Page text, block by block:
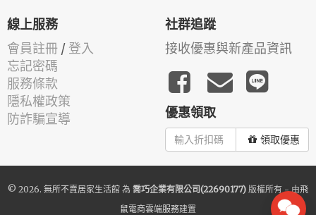
線上服務
會員註冊 / 登入
忘記密碼
服務條款
隱私權政策
防詐騙宣導
社群追蹤
接收優惠與新產品資訊
優惠領取
領取優惠
© 2026. 無所不賣居家生活館 為 喬巧企業有限公司(22690177) 版權所有 - 由飛
鼠電商雲端服務建置